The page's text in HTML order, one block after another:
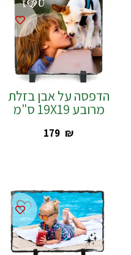
הדפסה על אבן בזלת
מרובע 19X19 ס"מ
‎179 ₪